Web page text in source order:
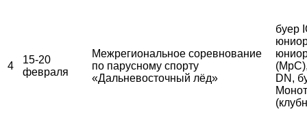
4
15-20
февраля
Межрегиональное соревнование
по парусному спорту
«Дальневосточный лёд»
буер
DN,